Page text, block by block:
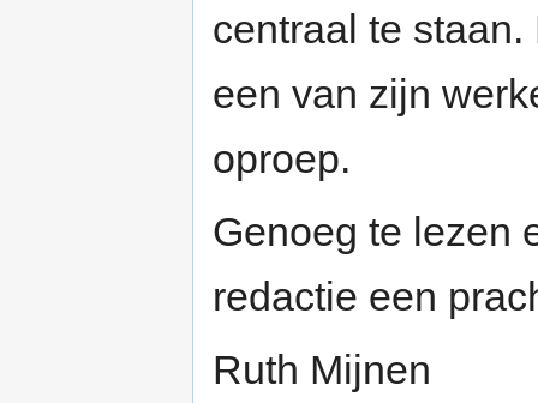
centraal te
een van zijn
oproep.
Genoeg te lezen
redactie een
Ruth Mijnen